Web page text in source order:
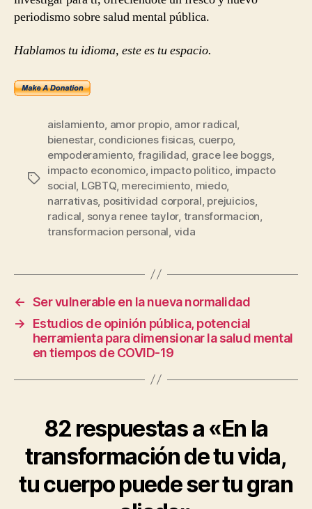
periodismo sobre salud mental pública.
Hablamos tu idioma, este es tu espacio.
Etiquetas
aislamiento, amor propio, amor radical,
bienestar, condiciones fisicas, cuerpo,
empoderamiento, fragilidad, grace lee boggs,
impacto economico, impacto politico, impacto
social, LGBTQ, merecimiento, miedo,
narrativas, positividad corporal, prejuicios,
radical, sonya renee taylor, transformacion,
transformacion personal, vida
← Ser vulnerable en la nueva normalidad
→
Estudios de opinión pública, potencial
herramienta para dimensionar la salud mental
en tiempos de COVID-19
82 respuestas a «En la
transformación de tu vida,
tu cuerpo puede ser tu gran